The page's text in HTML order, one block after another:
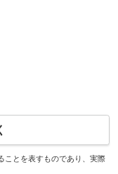
ことを表すものであり、実際